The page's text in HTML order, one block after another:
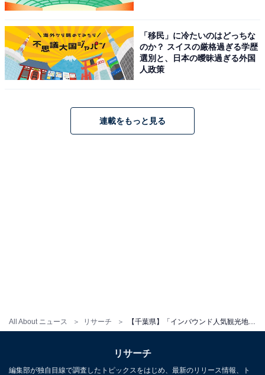
All About ニュース リサーチ
1 2
「移民」に冷たいのはどっちな
のか？ スイスの厳格過ぎる学歴
選別と、日本の曖昧過ぎる外国
人政策
連載をもっと見る
リサーチ
編集部が独自目線で調査したトピックスをはじめ、最新のリリース情報、ト